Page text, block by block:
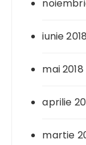
iunie 2018
mai 2018
aprilie
martie